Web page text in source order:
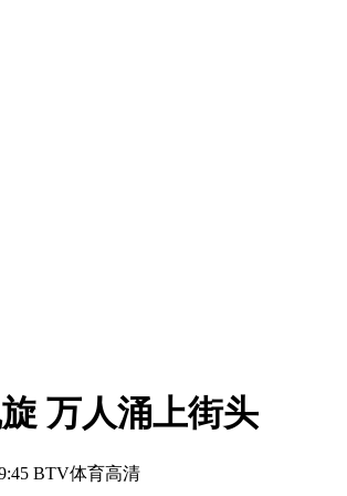
万人涌上街头
BTV体育高清